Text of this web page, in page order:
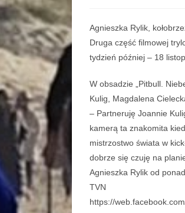
Agnieszka Rylik,
Druga część filmowej
tydzień później – 18
W obsadzie „Pitbull.
Kulig, Magdalena
– Partneruję Joannie
kamerą ta znakomita
mistrzostwo świata w
dobrze się czuję na
Agnieszka Rylik od
TVN
https://